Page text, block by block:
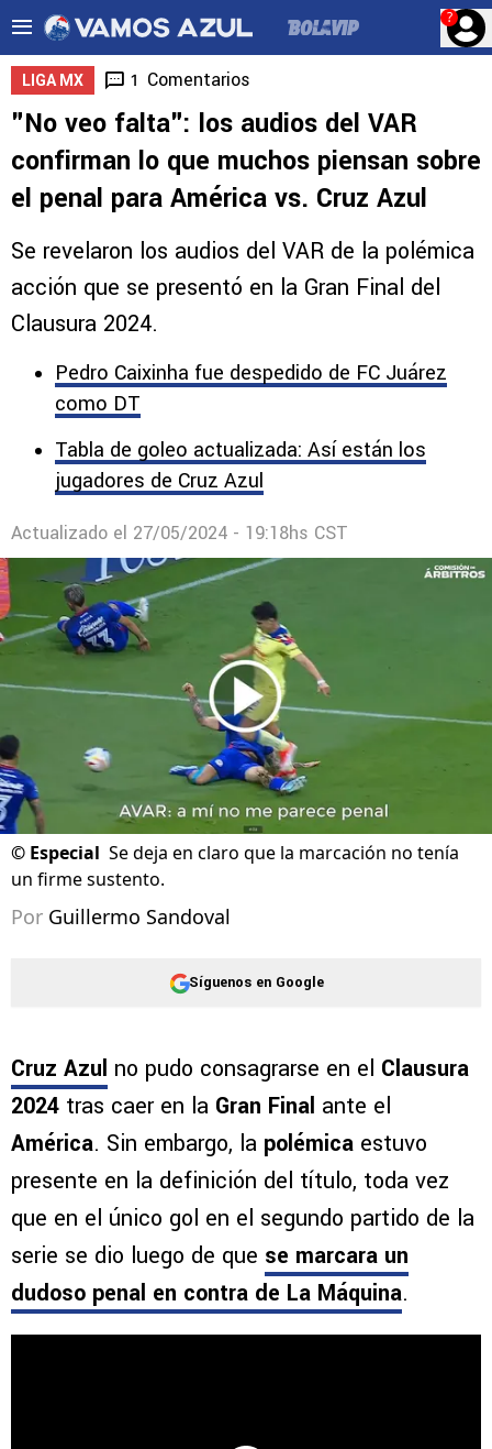
?
LIGA MX 1 Comentarios
"No veo falta": los audios del VAR
confirman lo que muchos piensan sobre
el penal para América vs. Cruz Azul
Se revelaron los audios del VAR de la polémica
acción que se presentó en la Gran Final del
Clausura 2024.
Pedro Caixinha fue despedido de FC Juárez
como DT
Tabla de goleo actualizada: Así están los
jugadores de Cruz Azul
Actualizado el 27/05/2024 - 19:18hs CST
© Especial Se deja en claro que la marcación no tenía
un firme sustento.
Por Guillermo Sandoval
Síguenos en Google
Cruz Azul no pudo consagrarse en el Clausura
2024 tras caer en la Gran Final ante el
América. Sin embargo, la polémica estuvo
presente en la definición del título, toda vez
que en el único gol en el segundo partido de la
serie se dio luego de que se marcara un
dudoso penal en contra de La Máquina.